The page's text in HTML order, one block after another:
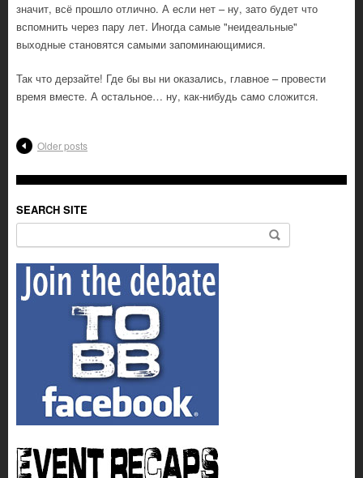
значит, всё прошло отлично. А если нет – ну, зато будет что
вспомнить через пару лет. Иногда самые "неидеальные"
выходные становятся самыми запоминающимися.
Так что дерзайте! Где бы вы ни оказались, главное – провести
время вместе. А остальное… ну, как-нибудь само сложится.
Older posts
SEARCH SITE